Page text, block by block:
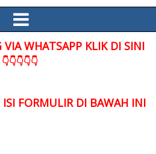
WHATSAPP KLIK DI SINI
👇👇👇👇👇
FORMULIR DI BAWAH INI